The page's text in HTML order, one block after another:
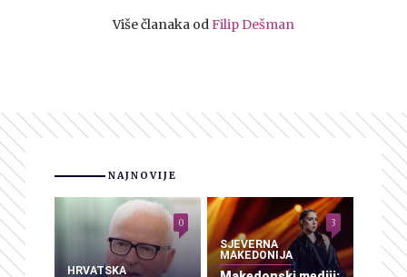
Više članaka odFilip Dešman
NAJNOVIJE
HRVATSKA
0
SJEVERNA
MAKEDONIJA
3